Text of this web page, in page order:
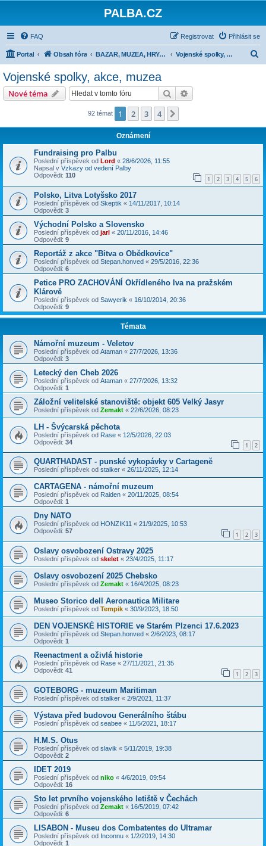
PALBA.CZ
FAQ Přihlásit se
Registrovat
Portal Obsah fóra BAZAR, MUZEA, HRY, MODELAŘINA Vojenské spolky, akce, muzea
Vojenské spolky, akce, muzea
Nové téma Hledat
92 témat 1 2 3 4
Oznámení
Fundraising pro Palbu
Poslední příspěvek od Lord « 28/6/2026, 11:55
Napsal v Vzkazy od vedení Palby
Odpovědi: 110 1 2 3 4 5 6
Polsko, Litva Lotyšsko 2017
Poslední příspěvek od Skeptik « 14/11/2017, 10:14
Odpovědi: 3
Východní Polsko a Slovensko
Poslední příspěvek od jarl « 20/11/2016, 14:46
Odpovědi: 9
Reportáž z akce "Bitva o Obědkovice"
Poslední příspěvek od Stepan.honved « 29/5/2016, 22:36
Odpovědi: 6
Petice PRO ZACHOVÁNÍ Okřídleného lva na pražském
Klárově
Poslední příspěvek od Sawyerik « 16/10/2014, 20:36
Odpovědi: 9
Témata
Námořní muzeum - Veletov
Poslední příspěvek od Ataman « 27/7/2026, 13:36
Odpovědi: 3
Letecký den Cheb 2026
Poslední příspěvek od Ataman « 27/7/2026, 13:32
Odpovědi: 1
Záložní velitelské stanoviště: objekt 605 Velký Jasyr
Poslední příspěvek od Zemakt « 22/6/2026, 08:23
LH - Švýcarská pěchota
Poslední příspěvek od Rase « 12/5/2026, 22:03
Odpovědi: 34 1 2
QUARTHADAST - punské vykopávky v Cartageně
Poslední příspěvek od stalker « 26/11/2025, 12:14
CARTAGENA - námořní muzeum
Poslední příspěvek od Raiden « 20/11/2025, 08:54
Odpovědi: 1
Dny NATO
Poslední příspěvek od HONZIK11 « 21/9/2025, 10:53
Odpovědi: 57 1 2 3
Oslavy osvobození Ostravy 2025
Poslední příspěvek od skelet « 23/4/2025, 11:17
Oslavy osvobození 2025 Chebsko
Poslední příspěvek od Zemakt « 16/4/2025, 08:23
Museo Storico dell Aeronautica Militare
Poslední příspěvek od Tempik « 30/9/2023, 18:50
DEN VOJENSKÉ HISTORIE ve Starém Plzenci 17.6.2023
Poslední příspěvek od Stepan.honved « 2/6/2023, 08:17
Odpovědi: 1
Reenactment a oživlá historie
Poslední příspěvek od Rase « 27/11/2021, 21:35
Odpovědi: 41 1 2 3
GOTEBORG - muzeum Maritiman
Poslední příspěvek od stalker « 2/9/2021, 11:37
Výstava před budovou Generálního štábu
Poslední příspěvek od seabee « 11/5/2021, 18:17
H.M.S. Otus
Poslední příspěvek od slavik « 5/11/2019, 19:38
Odpovědi: 2
IDET 2019
Poslední příspěvek od niko « 4/6/2019, 09:54
Odpovědi: 16
Sto let prvního vojenského letiště v Čechách
Poslední příspěvek od Zemakt « 16/5/2019, 07:42
Odpovědi: 6
LISABON - Museu dos Combatentes do Ultramar
Poslední příspěvek od Inconnu « 1/2/2019, 14:30
Odpovědi: 1